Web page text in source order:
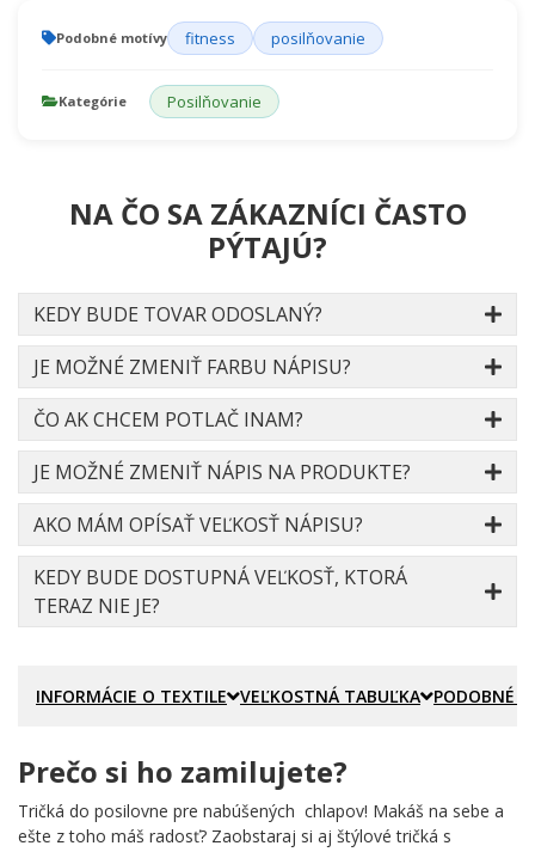
Podobné motívy fitness posilňovanie
Kategórie Posilňovanie
NA ČO SA ZÁKAZNÍCI ČASTO
PÝTAJÚ?
KEDY BUDE TOVAR ODOSLANÝ?
JE MOŽNÉ ZMENIŤ FARBU NÁPISU?
ČO AK CHCEM POTLAČ INAM?
JE MOŽNÉ ZMENIŤ NÁPIS NA PRODUKTE?
AKO MÁM OPÍSAŤ VEĽKOSŤ NÁPISU?
KEDY BUDE DOSTUPNÁ VEĽKOSŤ, KTORÁ
TERAZ NIE JE?
INFORMÁCIE O TEXTILE VEĽKOSTNÁ TABUĽKA PODOBNÉ
Prečo si ho zamilujete?
Tričká do posilovne pre nabúšených chlapov! Makáš na sebe a
ešte z toho máš radosť? Zaobstaraj si aj štýlové tričká s